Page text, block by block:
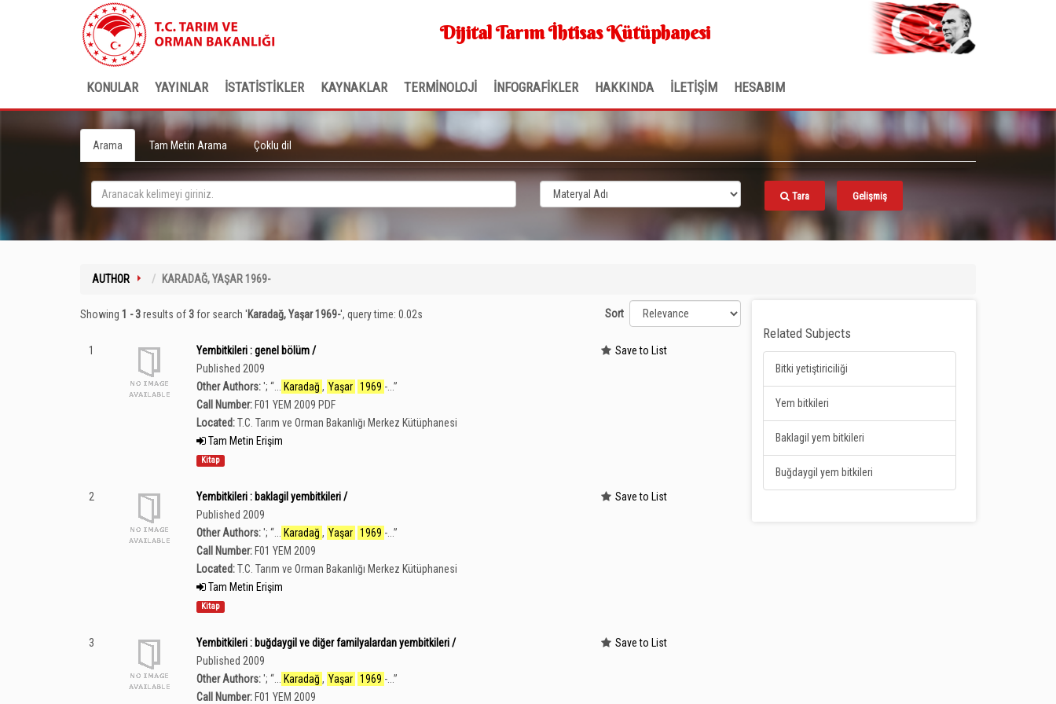
Dijital Tarım İhtisas Kütüphanesi
KONULAR YAYINLAR İSTATİSTİKLER KAYNAKLAR TERMİNOLOJİ İNFOGRAFİKLER HAKKINDA İLETİŞİM HESABIM
Arama Tam Metin Arama Çoklu dil
Tara Gelişmiş
AUTHOR KARADAĞ, YAŞAR 1969-
Showing 1 - 3results of3for search 'Karadağ, Yaşar 1969-', query time: 0.02s Sort
1
Yembitkileri : genel bölüm /
Published 2009
Other Authors:'; “ Karadağ , Yaşar 1969 -... ”
Call Number: F01 YEM 2009 PDF
Located:T.C. Tarım ve Orman Bakanlığı Merkez Kütüphanesi
Tam Metin Erişim
Kitap
Save to List
2
Yembitkileri : baklagil yembitkileri /
Published 2009
Other Authors:'; “ Karadağ , Yaşar 1969 -... ”
Call Number: F01 YEM 2009
Located:T.C. Tarım ve Orman Bakanlığı Merkez Kütüphanesi
Tam Metin Erişim
Kitap
Save to List
3
Yembitkileri : buğdaygil ve diğer familyalardan yembitkileri /
Published 2009
Other Authors:'; “ Karadağ , Yaşar 1969 -... ”
Call Number: F01 YEM 2009
Save to List
Related Subjects
Bitki yetiştiriciliği
Yem bitkileri
Baklagil yem bitkileri
Buğdaygil yem bitkileri